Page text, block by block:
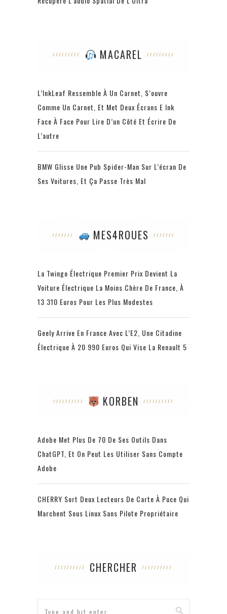
MACAREL
L’InkLeaf Ressemble À Un Carnet, S’ouvre
Comme Un Carnet, Et Met Deux Écrans E Ink
Face À Face Pour Lire D’un Côté Et Écrire De
L’autre
BMW Glisse Une Pub Spider-Man Sur L’écran De
Ses Voitures, Et Ça Passe Très Mal
MES4ROUES
La Twingo Électrique Premier Prix Devient La
Voiture Électrique La Moins Chère De France, À
13 310 Euros Pour Les Plus Modestes
Geely Arrive En France Avec L’E2, Une Citadine
Électrique À 20 990 Euros Qui Vise La Renault 5
KORBEN
Adobe Met Plus De 70 De Ses Outils Dans
ChatGPT, Et On Peut Les Utiliser Sans Compte
Adobe
CHERRY Sort Deux Lecteurs De Carte À Puce Qui
Marchent Sous Linux Sans Pilote Propriétaire
CHERCHER